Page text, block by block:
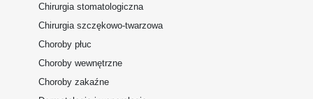
Chirurgia stomatologiczna
Chirurgia szczękowo-twarzowa
Choroby płuc
Choroby wewnętrzne
Choroby zakaźne